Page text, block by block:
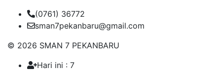
(0761) 36772
sman7pekanbaru@gmail.com
© 2026 SMAN 7 PEKANBARU
Hari ini : 7